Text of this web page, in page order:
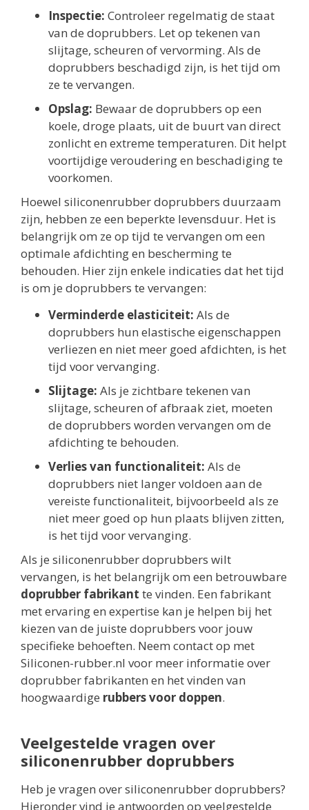
Inspectie: Controleer regelmatig de staat
van de doprubbers. Let op tekenen van
slijtage, scheuren of vervorming. Als de
doprubbers beschadigd zijn, is het tijd om
ze te vervangen.
Opslag: Bewaar de doprubbers op een
koele, droge plaats, uit de buurt van direct
zonlicht en extreme temperaturen. Dit helpt
voortijdige veroudering en beschadiging te
voorkomen.
Hoewel siliconenrubber doprubbers duurzaam
zijn, hebben ze een beperkte levensduur. Het is
belangrijk om ze op tijd te vervangen om een
optimale afdichting en bescherming te
behouden. Hier zijn enkele indicaties dat het tijd
is om je doprubbers te vervangen:
Verminderde elasticiteit: Als de
doprubbers hun elastische eigenschappen
verliezen en niet meer goed afdichten, is het
tijd voor vervanging.
Slijtage: Als je zichtbare tekenen van
slijtage, scheuren of afbraak ziet, moeten
de doprubbers worden vervangen om de
afdichting te behouden.
Verlies van functionaliteit: Als de
doprubbers niet langer voldoen aan de
vereiste functionaliteit, bijvoorbeeld als ze
niet meer goed op hun plaats blijven zitten,
is het tijd voor vervanging.
Als je siliconenrubber doprubbers wilt
vervangen, is het belangrijk om een betrouwbare
doprubber fabrikant te vinden. Een fabrikant
met ervaring en expertise kan je helpen bij het
kiezen van de juiste doprubbers voor jouw
specifieke behoeften. Neem contact op met
Siliconen-rubber.nl voor meer informatie over
doprubber fabrikanten en het vinden van
hoogwaardige rubbers voor doppen.
Veelgestelde vragen over
siliconenrubber doprubbers
Heb je vragen over siliconenrubber doprubbers?
Hieronder vind je antwoorden op veelgestelde